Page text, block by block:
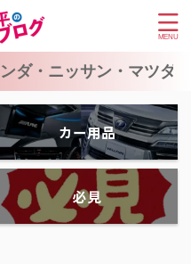
ン・マツダ・スバル・
カー用品
必見